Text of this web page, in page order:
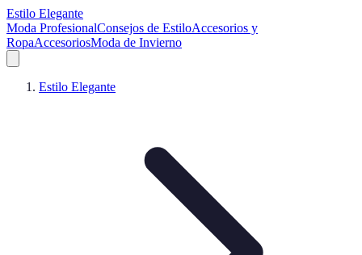
Estilo Elegante
Moda ProfesionalConsejos de EstiloAccesorios y
RopaAccesoriosModa de Invierno
Estilo Elegante